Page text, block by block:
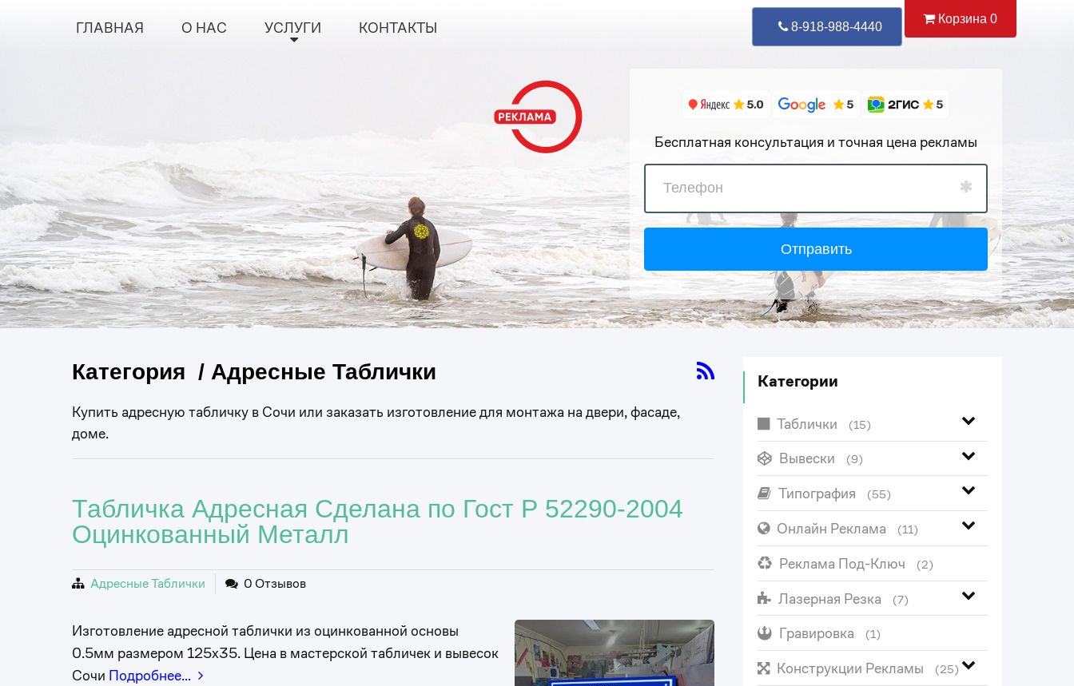
Корзина 0
8-918-988-4440 Уже Позвонили
ГЛАВНАЯ О НАС УСЛУГИ КОНТАКТЫ
Бесплатная консультация и точная цена рекламы
Отправить
Категория / Адресные Таблички
Купить адресную табличку в Сочи или заказать изготовление для монтажа на двери, фасаде,
доме.
Табличка Адресная Сделана по Гост Р 52290-2004
Оцинкованный Металл
Адресные Таблички 0 Отзывов
Изготовление адресной таблички из оцинкованной основы
0.5мм размером 125х35. Цена в мастерской табличек и вывесок
Сочи Подробнее…
Категории
Таблички (15)
Вывески (9)
Типография (55)
Онлайн Реклама (11)
Реклама Под-Ключ (2)
Лазерная Резка (7)
Гравировка (1)
Конструкции Рекламы (25)